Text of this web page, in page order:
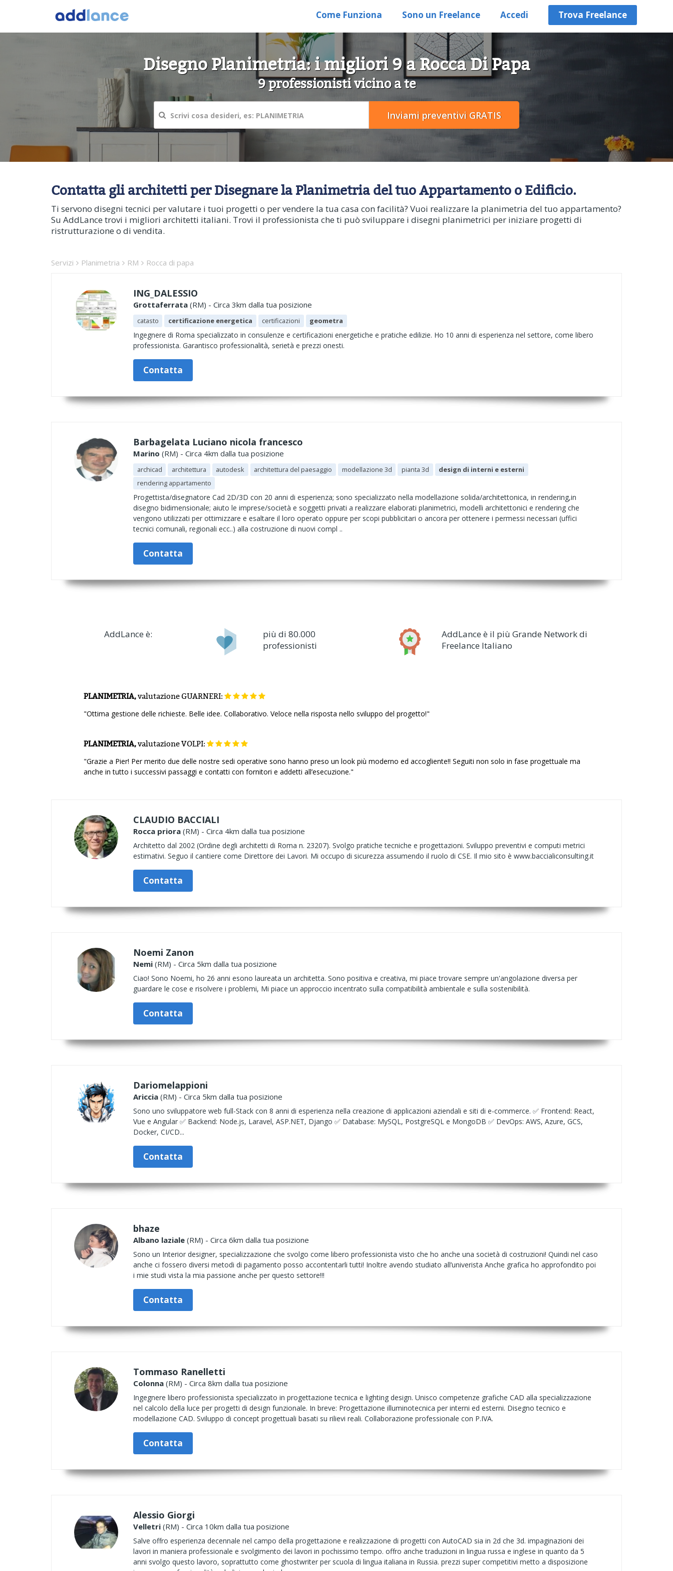
Come Funziona Sono un Freelance Accedi Trova Freelance
Disegno Planimetria: i migliori 9 a Rocca Di Papa
9 professionisti vicino a te
Contatta gli architetti per Disegnare la Planimetria del tuo Appartamento o Edificio.
Ti servono disegni tecnici per valutare i tuoi progetti o per vendere la tua casa con facilità? Vuoi realizzare la planimetria del tuo appartamento?
Su AddLance trovi i migliori architetti italiani. Trovi il professionista che ti può sviluppare i disegni planimetrici per iniziare progetti di
ristrutturazione o di vendita.
Servizi Planimetria RM Rocca di papa
ING_DALESSIO
Grottaferrata (RM) - Circa 3km dalla tua posizione
catasto certificazione energetica certificazioni geometra
Ingegnere di Roma specializzato in consulenze e certificazioni energetiche e pratiche edilizie. Ho 10 anni di esperienza nel settore, come libero
professionista. Garantisco professionalità, serietà e prezzi onesti.
Contatta
Barbagelata Luciano nicola francesco
Marino (RM) - Circa 4km dalla tua posizione
archicad architettura autodesk architettura del paesaggio modellazione 3d pianta 3d
design di interni e esterni
rendering appartamento
Progettista/disegnatore Cad 2D/3D con 20 anni di esperienza; sono specializzato nella modellazione solida/architettonica, in rendering,in
disegno bidimensionale; aiuto le imprese/società e soggetti privati a realizzare elaborati planimetrici, modelli architettonici e rendering che
vengono utilizzati per ottimizzare e esaltare il loro operato oppure per scopi pubblicitari o ancora per ottenere i permessi necessari (uffici
tecnici comunali, regionali ecc..) alla costruzione di nuovi compl ..
Contatta
AddLance è:
più di 80.000
professionisti
AddLance è il più Grande Network di
Freelance Italiano
PLANIMETRIA,valutazioneGUARNERI:
"Ottima gestione delle richieste. Belle idee. Collaborativo. Veloce nella risposta nello sviluppo del progetto!"
PLANIMETRIA,valutazioneVOLPI:
"Grazie a Pier! Per merito due delle nostre sedi operative sono hanno preso un look più moderno ed accogliente!! Seguiti non solo in fase progettuale ma
anche in tutto i successivi passaggi e contatti con fornitori e addetti all’esecuzione."
CLAUDIO BACCIALI
Rocca priora (RM) - Circa 4km dalla tua posizione
Architetto dal 2002 (Ordine degli architetti di Roma n. 23207). Svolgo pratiche tecniche e progettazioni. Sviluppo preventivi e computi metrici
estimativi. Seguo il cantiere come Direttore dei Lavori. Mi occupo di sicurezza assumendo il ruolo di CSE. Il mio sito è www.baccialiconsulting.it
Contatta
Noemi Zanon
Nemi (RM) - Circa 5km dalla tua posizione
Ciao! Sono Noemi, ho 26 anni esono laureata un architetta. Sono positiva e creativa, mi piace trovare sempre un'angolazione diversa per
guardare le cose e risolvere i problemi, Mi piace un approccio incentrato sulla compatibilità ambientale e sulla sostenibilità.
Contatta
Dariomelappioni
Ariccia (RM) - Circa 5km dalla tua posizione
Sono uno sviluppatore web full-Stack con 8 anni di esperienza nella creazione di applicazioni aziendali e siti di e-commerce. ✅ Frontend: React,
Vue e Angular ✅ Backend: Node.js, Laravel, ASP.NET, Django ✅ Database: MySQL, PostgreSQL e MongoDB ✅ DevOps: AWS, Azure, GCS,
Docker, CI/CD...
Contatta
bhaze
Albano laziale (RM) - Circa 6km dalla tua posizione
Sono un Interior designer, specializzazione che svolgo come libero professionista visto che ho anche una società di costruzioni! Quindi nel caso
anche ci fossero diversi metodi di pagamento posso accontentarli tutti! Inoltre avendo studiato all’univerista Anche grafica ho approfondito poi
i mie studi vista la mia passione anche per questo settore!!!
Contatta
Tommaso Ranelletti
Colonna (RM) - Circa 8km dalla tua posizione
Ingegnere libero professionista specializzato in progettazione tecnica e lighting design. Unisco competenze grafiche CAD alla specializzazione
nel calcolo della luce per progetti di design funzionale. In breve: Progettazione illuminotecnica per interni ed esterni. Disegno tecnico e
modellazione CAD. Sviluppo di concept progettuali basati su rilievi reali. Collaborazione professionale con P.IVA.
Contatta
Alessio Giorgi
Velletri (RM) - Circa 10km dalla tua posizione
Salve offro esperienza decennale nel campo della progettazione e realizzazione di progetti con AutoCAD sia in 2d che 3d. impaginazioni dei
lavori in maniera professionale e svolgimento dei lavori in pochissimo tempo. offro anche traduzioni in lingua russa e inglese in quanto da 5
anni svolgo questo lavoro, soprattutto come ghostwriter per scuola di lingua italiana in Russia. prezzi super competitivi metto a disposizione